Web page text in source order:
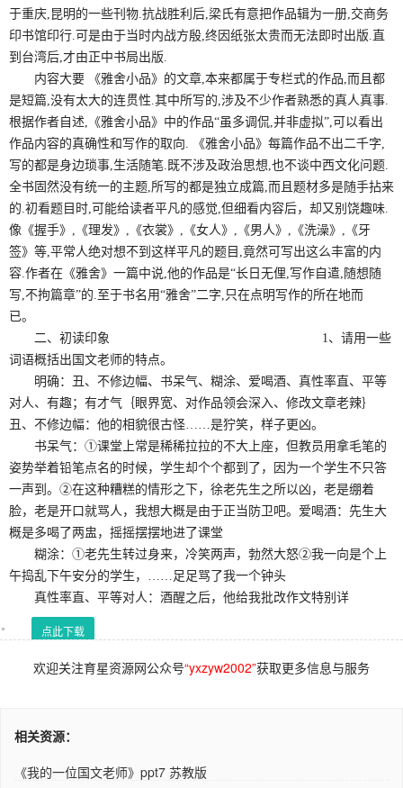
于重庆,昆明的一些刊物.抗战胜利后,梁氏有意把作品辑为一册,交商务
印书馆印行.可是由于当时内战方殷,终因纸张太贵而无法即时出版.直
到台湾后,才由正中书局出版.
内容大要 《雅舍小品》的文章,本来都属于专栏式的作品,而且都
是短篇,没有太大的连贯性.其中所写的,涉及不少作者熟悉的真人真事.
根据作者自述,《雅舍小品》中的作品“虽多调侃,并非虚拟”,可以看出
作品内容的真确性和写作的取向. 《雅舍小品》每篇作品不出二千字,
写的都是身边琐事,生活随笔.既不涉及政治思想,也不谈中西文化问题.
全书固然没有统一的主题,所写的都是独立成篇,而且题材多是随手拈来
的.初看题目时,可能给读者平凡的感觉,但细看内容后，却又别饶趣味.
像《握手》,《理发》,《衣裳》,《女人》,《男人》,《洗澡》,《牙
签》等,平常人绝对想不到这样平凡的题目,竟然可写出这么丰富的内
容.作者在《雅舍》一篇中说,他的作品是“长日无俚,写作自遣,随想随
写,不拘篇章”的.至于书名用“雅舍”二字,只在点明写作的所在地而
已。
二、初读印象 1、请用一些
词语概括出国文老师的特点。
明确：丑、不修边幅、书呆气、糊涂、爱喝酒、真性率直、平等
对人、有趣；有才气｛眼界宽、对作品领会深入、修改文章老辣｝
丑、不修边幅：他的相貌很古怪……是狞笑，样子更凶。
书呆气：①课堂上常是稀稀拉拉的不大上座，但教员用拿毛笔的
姿势举着铅笔点名的时候，学生却个个都到了，因为一个学生不只答
一声到。②在这种糟糕的情形之下，徐老先生之所以凶，老是绷着
脸，老是开口就骂人，我想大概是由于正当防卫吧。爱喝酒：先生大
概是多喝了两盅，摇摇摆摆地进了课堂
糊涂：①老先生转过身来，冷笑两声，勃然大怒②我一向是个上
午捣乱下午安分的学生，……足足骂了我一个钟头
真性率直、平等对人：酒醒之后，他给我批改作文特别详
点此下载
欢迎关注育星资源网公众号“yxzyw2002”获取更多信息与服务
相关资源：
《我的一位国文老师》ppt7 苏教版